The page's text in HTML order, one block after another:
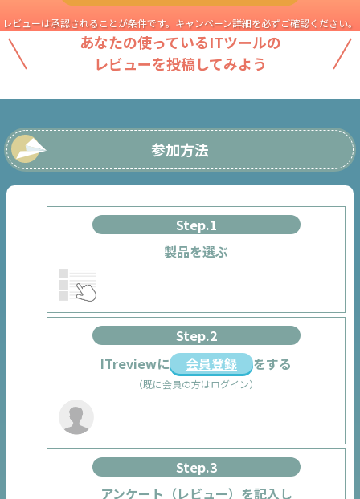
レビューは承認されることが条件です。キャンペーン詳細を必ずご確認ください。
あなたの使っているITツールの
レビューを投稿してみよう
参加方法
Step.1
製品を選ぶ
Step.2
ITreviewに
会員登録 をする
（既に会員の方はログイン）
Step.3
アンケート（レビュー）を記入し